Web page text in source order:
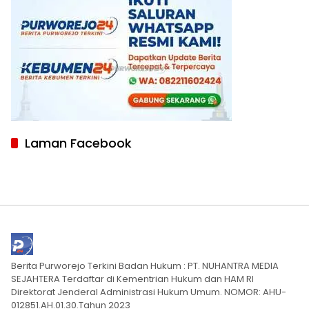
Laman Facebook
Berita Purworejo Terkini Badan Hukum : PT. NUHANTRA MEDIA
SEJAHTERA Terdaftar di Kementrian Hukum dan HAM RI
Direktorat Jenderal Administrasi Hukum Umum. NOMOR: AHU-
012851.AH.01.30.Tahun 2023